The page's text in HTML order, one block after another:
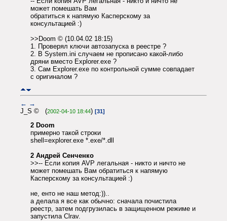
может помешать Вам
обратиться к напямую Касперскому за
консультацией :)
>>Doom © (10.04.02 18:15)
1. Проверял ключи автозапуска в реестре ?
2. В System.ini случаем не прописано какой-либо
дряни вместо Explorer.exe ?
3. Сам Explorer.exe по контрольной сумме совпадает
с оригиналом ?
← →
J_S © (2002-04-10 18:44) [31]
2 Doom
примерно такой строки
shell=explorer.exe *.exe/*.dll
2 Андрей Сенченко
>>-- Если копия AVP легальная - никто и ничто не
может помешать Вам обратиться к напямую
Касперскому за консультацией :)
не, енто не наш метод:))..
а делала я все как обычно: сначала почистила
реестр, затем подгрузилась в защищенном режиме и
запустила Clrav.